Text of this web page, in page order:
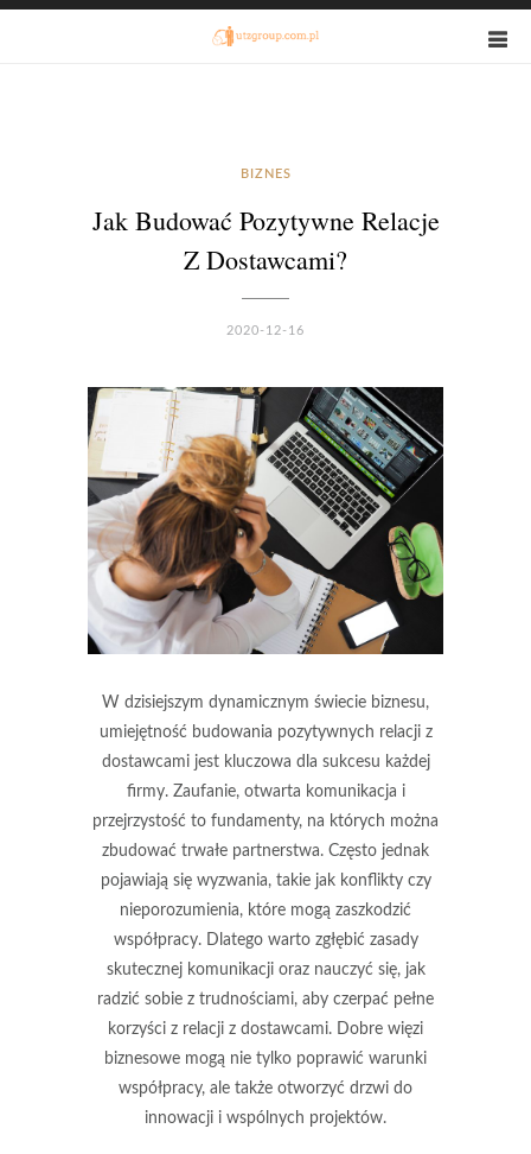
BIZNES
Jak Budować Pozytywne Relacje
Z Dostawcami?
2020-12-16
W dzisiejszym dynamicznym świecie biznesu,
umiejętność budowania pozytywnych relacji z
dostawcami jest kluczowa dla sukcesu każdej
firmy. Zaufanie, otwarta komunikacja i
przejrzystość to fundamenty, na których można
zbudować trwałe partnerstwa. Często jednak
pojawiają się wyzwania, takie jak konflikty czy
nieporozumienia, które mogą zaszkodzić
współpracy. Dlatego warto zgłębić zasady
skutecznej komunikacji oraz nauczyć się, jak
radzić sobie z trudnościami, aby czerpać pełne
korzyści z relacji z dostawcami. Dobre więzi
biznesowe mogą nie tylko poprawić warunki
współpracy, ale także otworzyć drzwi do
innowacji i wspólnych projektów.